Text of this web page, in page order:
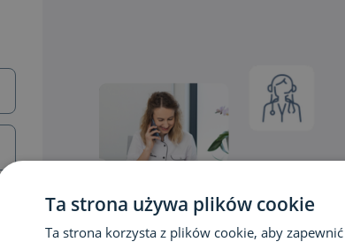
Ta strona używa plików cookie
Ta strona korzysta z plików cookie, aby